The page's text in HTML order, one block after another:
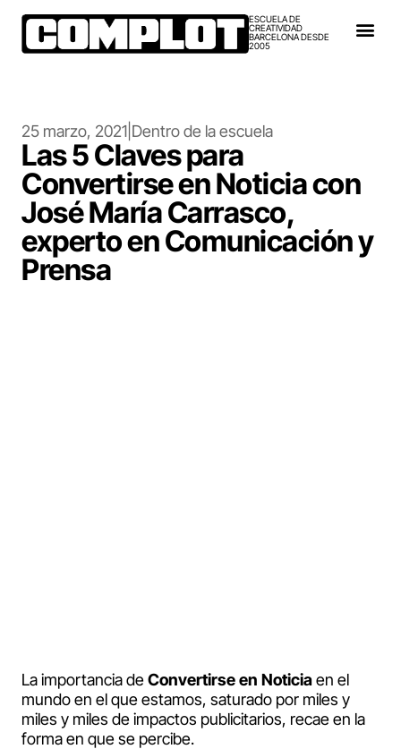
ESCUELA DE
CREATIVIDAD
BARCELONA DESDE
2005
25 marzo, 2021 Dentro de la escuela
Las 5 Claves para
Convertirse en Noticia con
José María Carrasco,
experto en Comunicación y
Prensa
La importancia deConvertirse en Noticiaen el
mundo en el que estamos, saturado por miles y
miles y miles de impactos publicitarios, recae en la
forma en que se percibe.